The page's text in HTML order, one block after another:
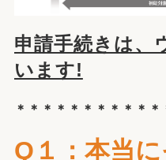
申請手続きは、
います!
＊＊＊＊＊＊＊＊＊＊
Q１：本当